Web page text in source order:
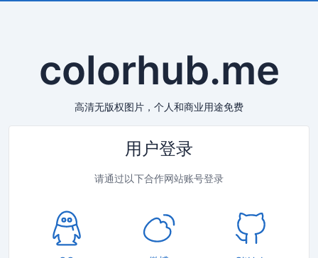
colorhub.me
高清无版权图片，个人和商业用途免费
用户登录
请通过以下合作网站账号登录